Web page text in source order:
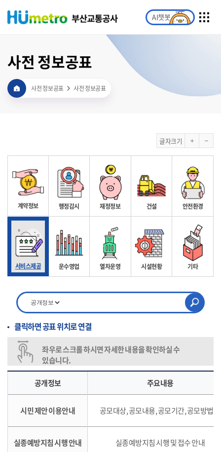
AI챗봇
사전 정보공표
사전 정보공표 사전 정보공표
글자크기
계약정보 행정감시 재정정보 건설 안전환경
서비스제공 운수영업 열차운영 시설현황 기타
클릭하면 공표 위치로 연결
좌우로 스크롤 하시면 자세한 내용을 확인하실 수
있습니다.
공개정보 주요내용
시민 제안 이용안내 공모대상, 공모내용, 공모기간, 공모방법 등
실종예방지침 시행 안내 실종예방지침 시행 및 접수 안내